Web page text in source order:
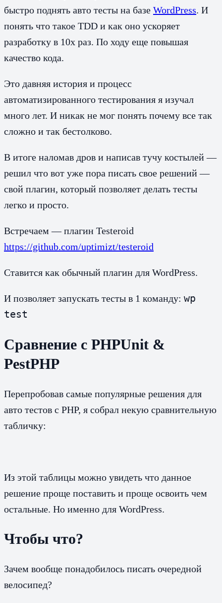
быстро поднять авто тесты на базе WordPress. И
понять что такое TDD и как оно ускоряет
разработку в 10х раз. По ходу еще повышая
качество кода.
Это давняя история и процесс
автоматизированного тестирования я изучал
много лет. И никак не мог понять почему все так
сложно и так бестолково.
В итоге наломав дров и написав тучу костылей —
решил что вот уже пора писать свое решений —
свой плагин, который позволяет делать тесты
легко и просто.
Встречаем — плагин Testeroid
https://github.com/uptimizt/testeroid
Ставится как обычный плагин для WordPress.
И позволяет запускать тесты в 1 команду: wp
test
Сравнение с PHPUnit &
PestPHP
Перепробовав самые популярные решения для
авто тестов с PHP, я собрал некую сравнительную
табличку:
Из этой таблицы можно увидеть что данное
решение проще поставить и проще освоить чем
остальные. Но именно для WordPress.
Чтобы что?
Зачем вообще понадобилось писать очередной
велосипед?